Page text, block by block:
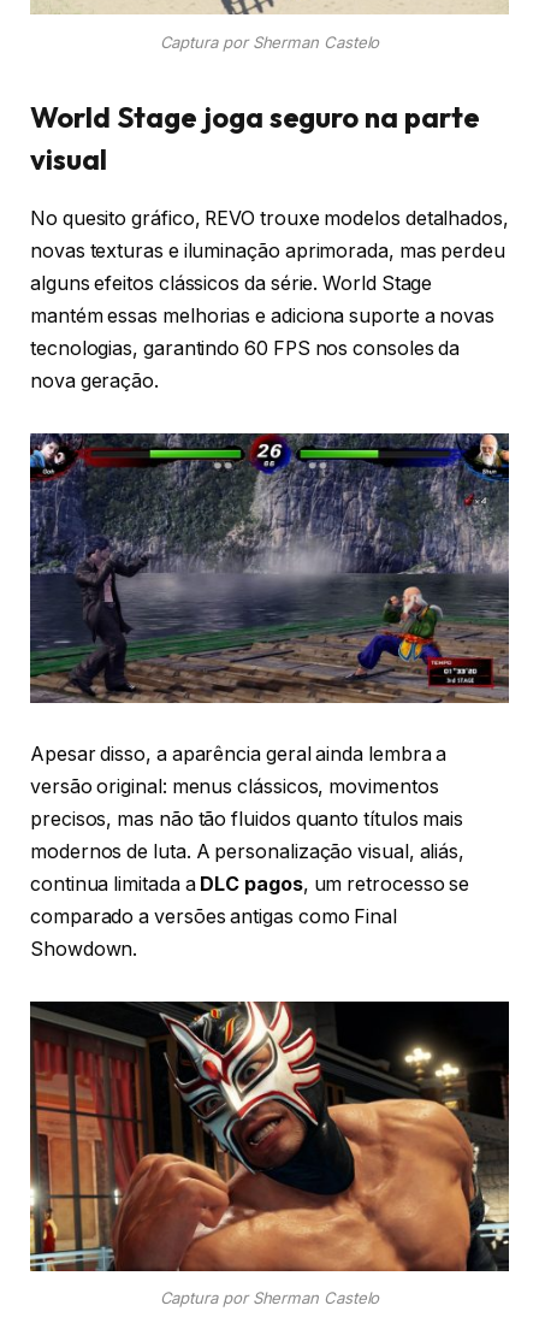
Captura por Sherman Castelo
World Stage joga seguro na parte
visual
No quesito gráfico, REVO trouxe modelos detalhados,
novas texturas e iluminação aprimorada, mas perdeu
alguns efeitos clássicos da série. World Stage
mantém essas melhorias e adiciona suporte a novas
tecnologias, garantindo 60 FPS nos consoles da
nova geração.
Apesar disso, a aparência geral ainda lembra a
versão original: menus clássicos, movimentos
precisos, mas não tão fluidos quanto títulos mais
modernos de luta. A personalização visual, aliás,
continua limitada a DLC pagos, um retrocesso se
comparado a versões antigas como Final
Showdown.
Captura por Sherman Castelo